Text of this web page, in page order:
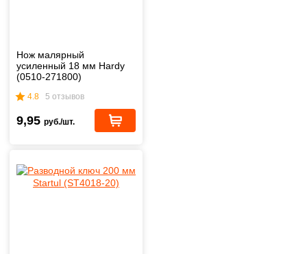
Нож малярный
усиленный 18 мм Hardy
(0510-271800)
4.8 5 отзывов
9,95 руб./шт.